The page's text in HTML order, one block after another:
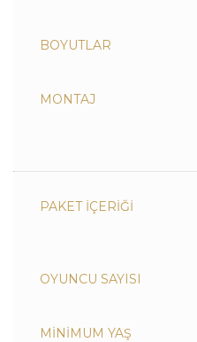
BOYUTLAR
MONTAJ
PAKET İÇERİĞİ
OYUNCU SAYISI
MİNİMUM YAŞ